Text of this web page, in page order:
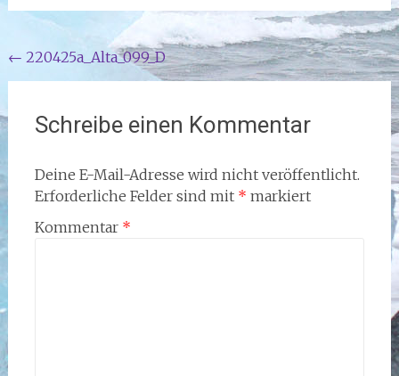
Beitragsnavigation
← 220425a_Alta_099_D
Schreibe einen Kommentar
Deine E-Mail-Adresse wird nicht veröffentlicht.
Erforderliche Felder sind mit * markiert
Kommentar *